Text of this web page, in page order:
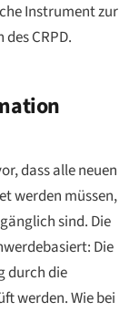
Instrument zur
CRPD.
dass alle neuen
werden müssen,
sind. Die
Die
durch die
werden. Wie bei